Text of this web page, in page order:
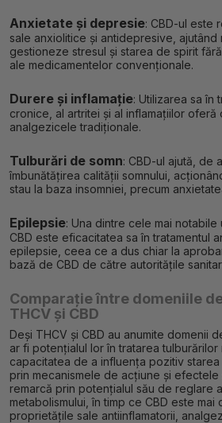
Anxietate și depresie: CBD-ul este
sale anxiolitice și antidepresive, ajutând
gestioneze stresul și starea de spirit
ale medicamentelor convenționale.
Durere și inflamație: Utilizarea sa în
cronice, al artritei și al inflamațiilor oferă
analgezicele tradiționale.
Tulburări de somn: CBD-ul ajută, de
îmbunătățirea calității somnului,
stau la baza insomniei, precum
Epilepsie: Una dintre cele mai notabile
CBD este eficacitatea sa în tratamentul
epilepsie, ceea ce a dus chiar la
bază de CBD de către autoritățile
Comparație între domeniile
THCV și CBD
Deși THCV și CBD au anumite domenii
ar fi potențialul lor în tratarea
capacitatea de a influența pozitiv
prin mecanismele de acțiune și
remarcă prin potențialul său de reglare
metabolismului, în timp ce CBD este mai
proprietățile sale antiinflamatorii,